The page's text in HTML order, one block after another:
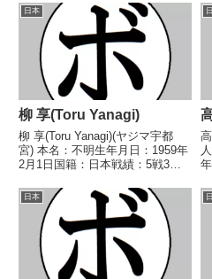
イトル】なし 【戦歴】
1968/04/24 △4R判定 (採点不
明) 大熊 哲...
(
日本
柳 享(Toru Yanagi)
柳 享(Toru Yanagi)(ヤジマ宇都
宮) 本名：不明生年月日：1959年
2月1日国籍：日本戦績：5戦3勝2
歴】1979/06/25 ○4R判定 (採点
不明) 太田 雄三(斎
田)1979/09/27 ○4...
日本